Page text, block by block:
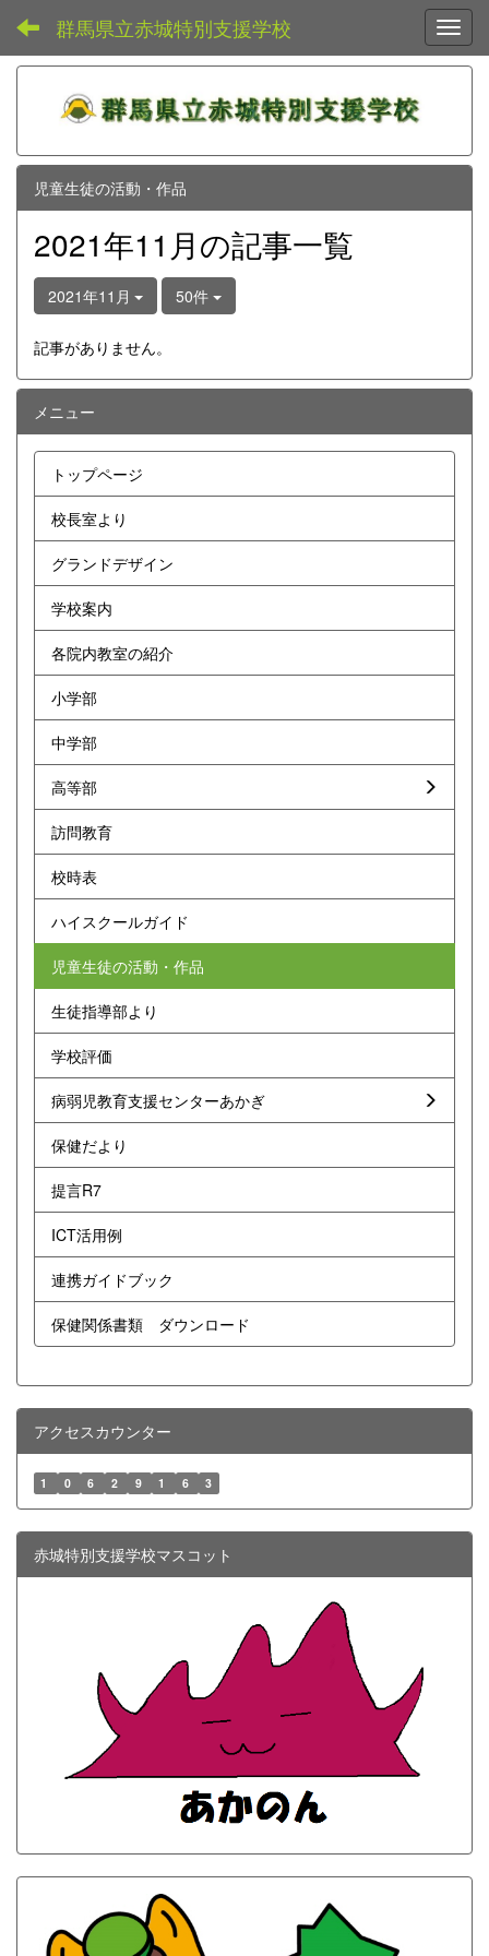
群馬県立赤城特別支援学校
児童生徒の活動・作品
2021年11月の記事一覧
2021年11月 50件
記事がありません。
メニュー
トップページ
校長室より
グランドデザイン
学校案内
各院内教室の紹介
小学部
中学部
高等部
訪問教育
校時表
ハイスクールガイド
児童生徒の活動・作品
生徒指導部より
学校評価
病弱児教育支援センターあかぎ
保健だより
提言R7
ICT活用例
連携ガイドブック
保健関係書類 ダウンロード
アクセスカウンター
1 0 6 2 9 1 6 3
赤城特別支援学校マスコット